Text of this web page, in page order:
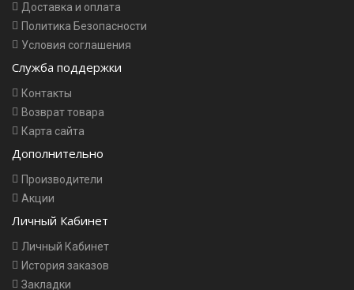
Доставка и оплата
Политика Безопасности
Условия соглашения
Служба поддержки
Контакты
Возврат товара
Карта сайта
Дополнительно
Производители
Акции
Личный Кабинет
Личный Кабинет
История заказов
Закладки